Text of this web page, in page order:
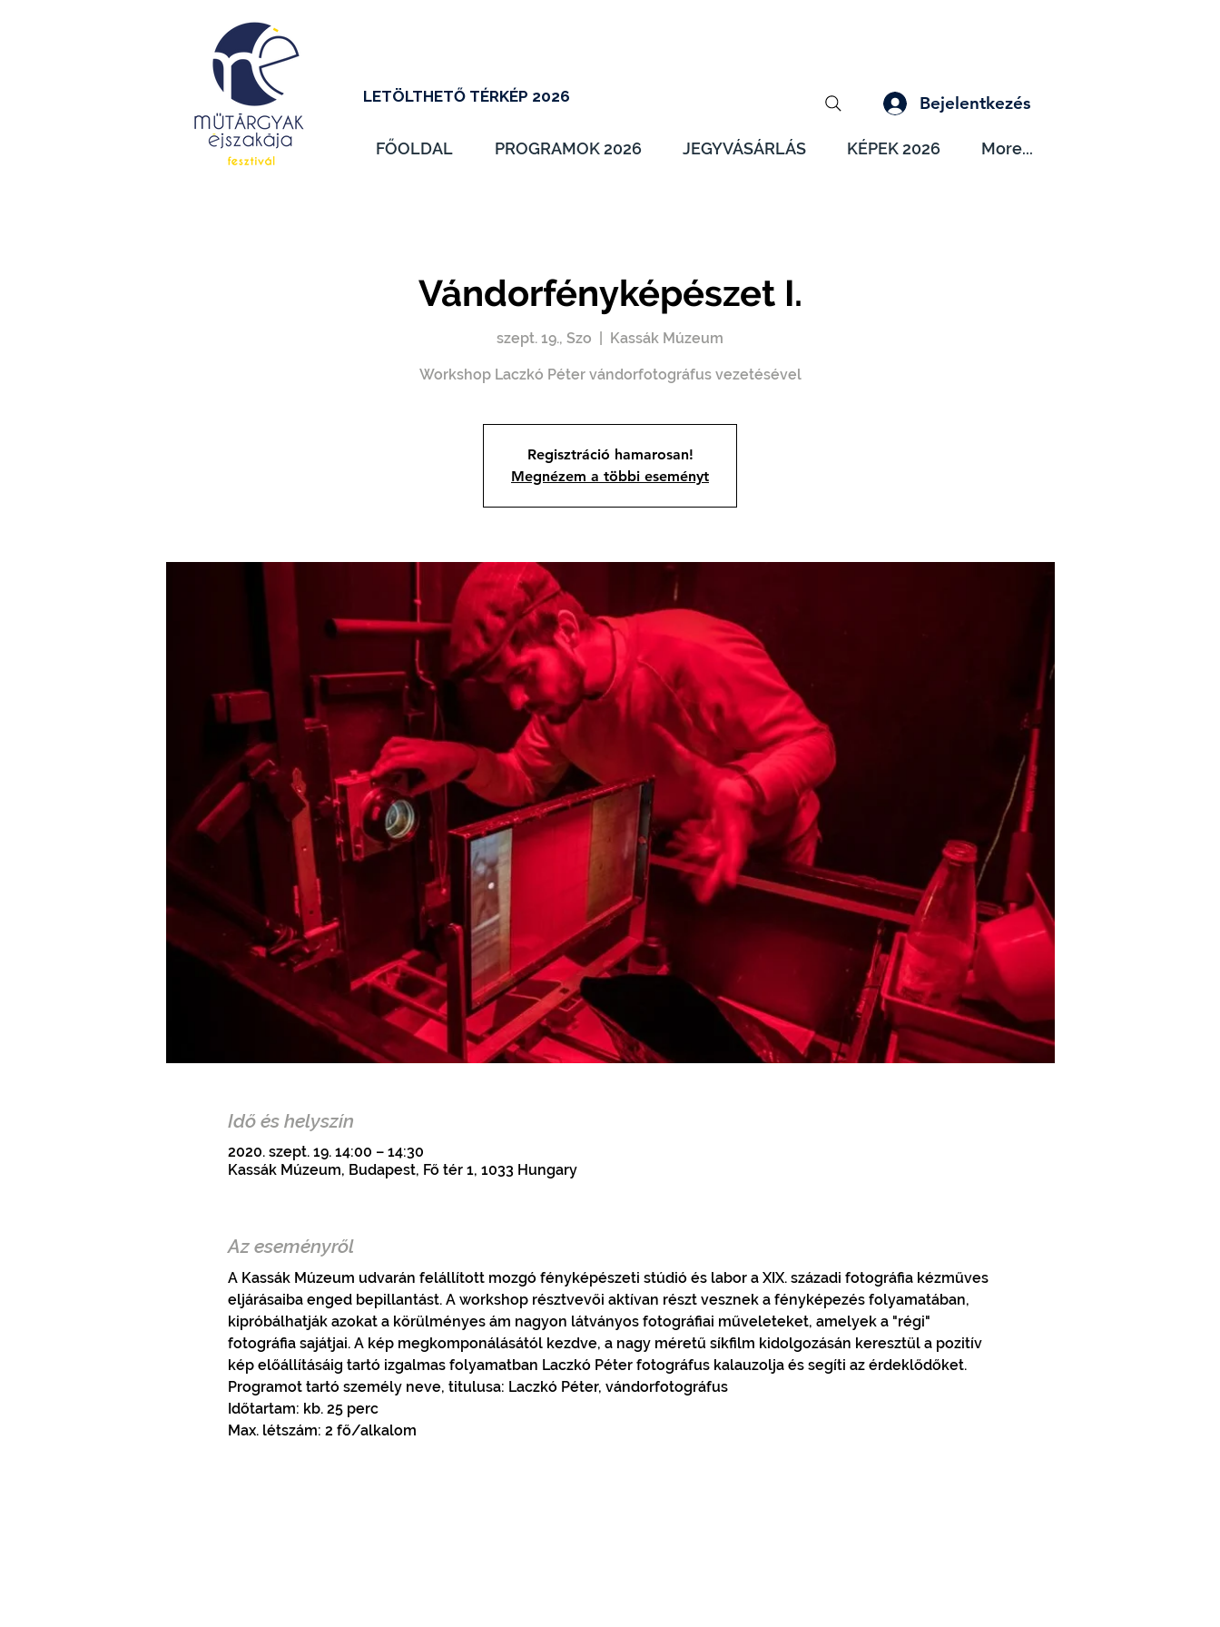
Bejelentkezés
LETÖLTHETŐ TÉRKÉP 2026
FŐOLDAL PROGRAMOK 2026 JEGYVÁSÁRLÁS KÉPEK 2026 More...
Vándorfényképészet I.
szept. 19., Szo Kassák Múzeum
Workshop Laczkó Péter vándorfotográfus vezetésével
Regisztráció hamarosan!
Megnézem a többi eseményt
Idő és helyszín
2020. szept. 19. 14:00 – 14:30
Kassák Múzeum, Budapest, Fő tér 1, 1033 Hungary
Az eseményről
A Kassák Múzeum udvarán felállított mozgó fényképészeti stúdió és labor a XIX. századi fotográfia kézműves
eljárásaiba enged bepillantást. A workshop résztvevői aktívan részt vesznek a fényképezés folyamatában,
kipróbálhatják azokat a körülményes ám nagyon látványos fotográfiai műveleteket, amelyek a "régi"
fotográfia sajátjai. A kép megkomponálásától kezdve, a nagy méretű síkfilm kidolgozásán keresztül a pozitív
kép előállításáig tartó izgalmas folyamatban Laczkó Péter fotográfus kalauzolja és segíti az érdeklődőket.
Programot tartó személy neve, titulusa: Laczkó Péter, vándorfotográfus
Időtartam: kb. 25 perc
Max. létszám: 2 fő/alkalom